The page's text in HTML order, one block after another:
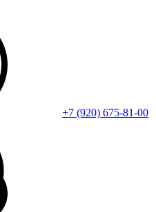
+7 (920) 675-81-00